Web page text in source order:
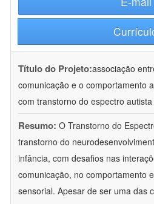
Título do Projeto:associação
comunicação e o comportamento
com transtorno do espectro autista
Resumo: O Transtorno do
transtorno do
infância, com desafios nas
comunicação, no comportamento
sensorial. Apesar de ser uma das